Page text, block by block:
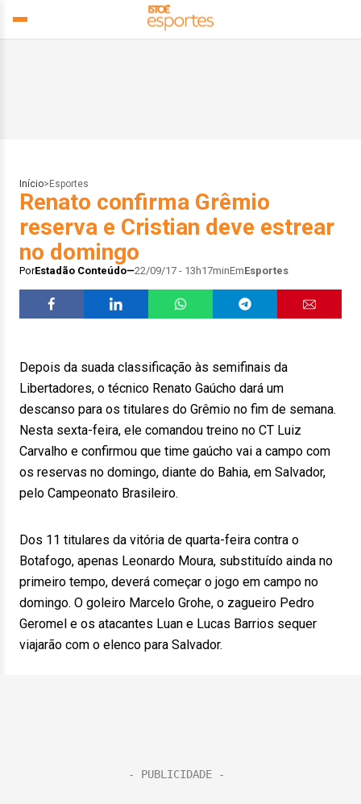
Início> Esportes
Renato confirma Grêmio
reserva e Cristian deve estrear
no domingo
PorEstadão Conteúdo 22/09/17 - 13h17minEmEsportes
Depois da suada classificação às semifinais da
Libertadores, o técnico Renato Gaúcho dará um
descanso para os titulares do Grêmio no fim de semana.
Nesta sexta-feira, ele comandou treino no CT Luiz
Carvalho e confirmou que time gaúcho vai a campo com
os reservas no domingo, diante do Bahia, em Salvador,
pelo Campeonato Brasileiro.
Dos 11 titulares da vitória de quarta-feira contra o
Botafogo, apenas Leonardo Moura, substituído ainda no
primeiro tempo, deverá começar o jogo em campo no
domingo. O goleiro Marcelo Grohe, o zagueiro Pedro
Geromel e os atacantes Luan e Lucas Barrios sequer
viajarão com o elenco para Salvador.